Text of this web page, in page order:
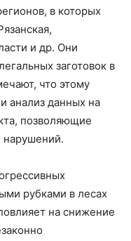
в которых
и др. Они
заготовок в
что этому
анализ данных на
позволяющие
нарушений.
рубками в лесах
на снижение